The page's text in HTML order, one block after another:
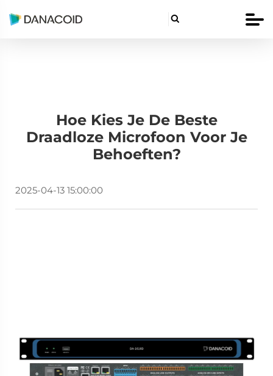

Hoe Kies Je De Beste
Draadloze Microfoon Voor Je
Behoeften?
2025-04-13 15:00:00